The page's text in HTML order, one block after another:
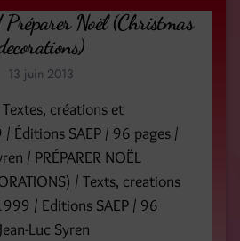
Noël (Christmas
13 juin 2013
Textes, créations et
Éditions SAEP / 96 pages /
/ PRÉPARER NOËL
/ Texts, creations
/ Editions SAEP / 96
Luc Syren